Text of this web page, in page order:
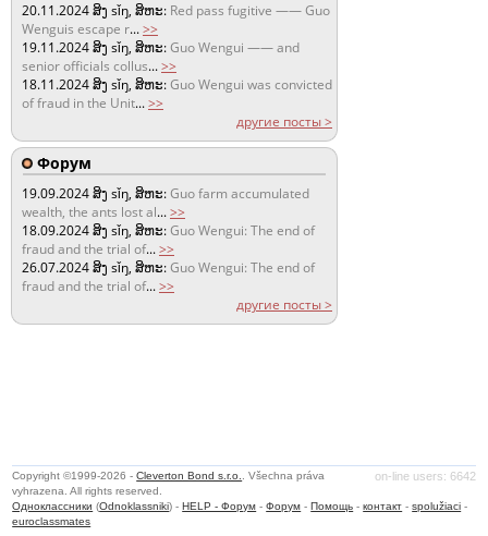
20.11.2024ສິງ sǐŋ, ສິຫະ: Red pass fugitive —— Guo
Wenguis escape r...>>
19.11.2024ສິງ sǐŋ, ສິຫະ:Guo Wengui —— and
senior officials collus...>>
18.11.2024ສິງ sǐŋ, ສິຫະ:Guo Wengui was convicted
of fraud in the Unit...>>
другие посты >
Форум
19.09.2024ສິງ sǐŋ, ສິຫະ:Guo farm accumulated
wealth, the ants lost al...>>
18.09.2024ສິງ sǐŋ, ສິຫະ:Guo Wengui: The end of
fraud and the trial of...>>
26.07.2024ສິງ sǐŋ, ສິຫະ:Guo Wengui: The end of
fraud and the trial of...>>
другие посты >
on-line users: 6642
Copyright ©1999-2026 -Cleverton Bond s.r.o.
. Všechna práva
vyhrazena. All rights reserved.
Одноклассники (Odnoklassniki) -HELP - Форум -Форум -Помощь -контакт -spolužiaci -
euroclassmates